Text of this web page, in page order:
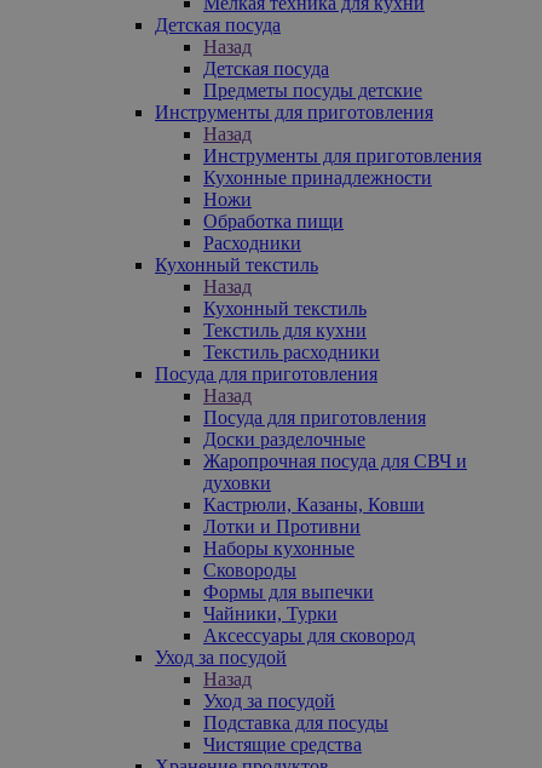
Детская посуда
Назад
Детская посуда
Предметы посуды детские
Инструменты для приготовления
Назад
Инструменты для приготовления
Кухонные принадлежности
Ножи
Обработка пищи
Расходники
Кухонный текстиль
Назад
Кухонный текстиль
Текстиль для кухни
Текстиль расходники
Посуда для приготовления
Назад
Посуда для приготовления
Доски разделочные
Жаропрочная посуда для СВЧ и
духовки
Кастрюли, Казаны, Ковши
Лотки и Противни
Наборы кухонные
Сковороды
Формы для выпечки
Чайники, Турки
Аксессуары для сковород
Уход за посудой
Назад
Уход за посудой
Подставка для посуды
Чистящие средства